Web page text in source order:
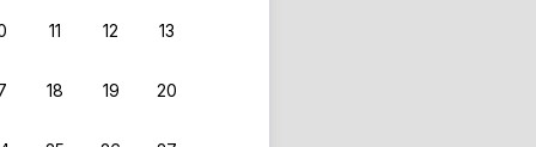
11 12 13
18 19 20